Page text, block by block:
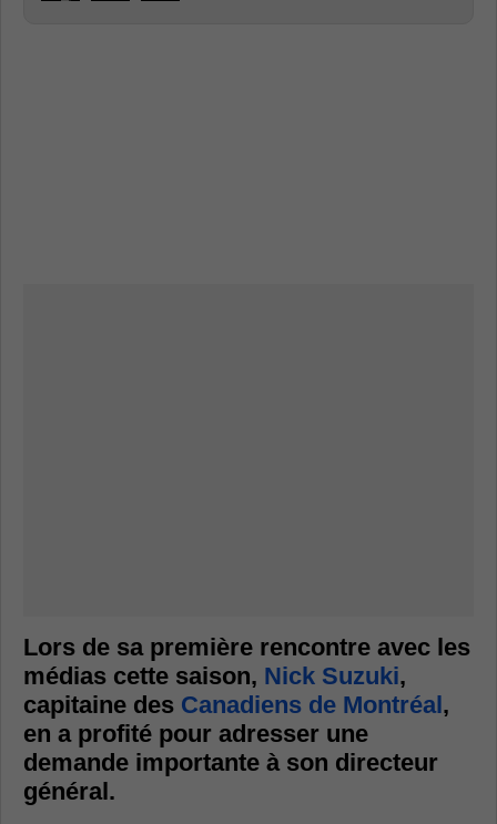
Lors de sa première rencontre avec les
médias cette saison, Nick Suzuki,
capitaine des Canadiens de Montréal,
en a profité pour adresser une
demande importante à son directeur
général.